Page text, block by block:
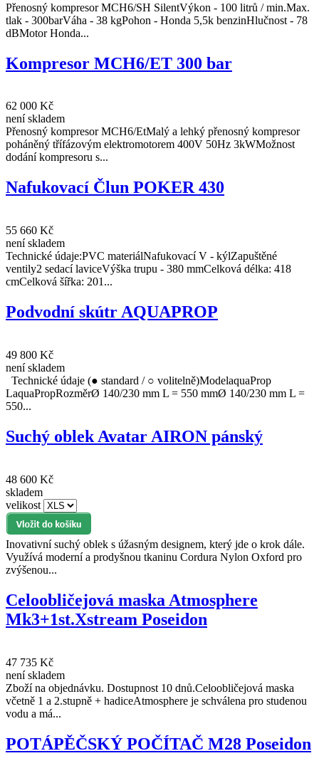
Přenosný kompresor MCH6/SH SilentVýkon - 100 litrů / min.Max.
tlak - 300barVáha - 38 kgPohon - Honda 5,5k benzinHlučnost - 78
dBMotor Honda...
Kompresor MCH6/ET 300 bar
62 000 Kč
není skladem
Přenosný kompresor MCH6/EtMalý a lehký přenosný kompresor
poháněný třífázovým elektromotorem 400V 50Hz 3kWMožnost
dodání kompresoru s...
Nafukovací Člun POKER 430
55 660 Kč
není skladem
Technické údaje:PVC materiálNafukovací V - kýlZapuštěné
ventily2 sedací laviceVýška trupu - 380 mmCelková délka: 418
cmCelková šířka: 201...
Podvodní skútr AQUAPROP
49 800 Kč
není skladem
Technické údaje (● standard / ○ volitelně)ModelaquaProp
LaquaPropRozměrØ 140/230 mm L = 550 mmØ 140/230 mm L =
550...
Suchý oblek Avatar AIRON pánský
48 600 Kč
skladem
velikost
Inovativní suchý oblek s úžasným designem, který jde o krok dále.
Využívá moderní a prodyšnou tkaninu Cordura Nylon Oxford pro
zvýšenou...
Celoobličejová maska Atmosphere
Mk3+1st.Xstream Poseidon
47 735 Kč
není skladem
Zboží na objednávku. Dostupnost 10 dnů.Celoobličejová maska
včetně 1 a 2.stupně + hadiceAtmosphere je schválena pro studenou
vodu a má...
POTÁPĚČSKÝ POČÍTAČ M28 Poseidon